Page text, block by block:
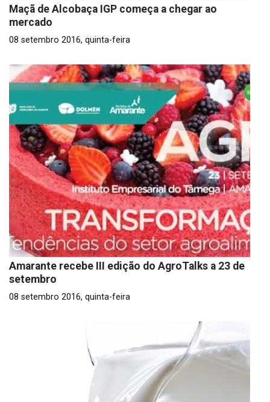
Maçã de Alcobaça IGP começa a chegar ao
mercado
08 setembro 2016, quinta-feira
Amarante recebe III edição do AgroTalks a 23 de
setembro
08 setembro 2016, quinta-feira